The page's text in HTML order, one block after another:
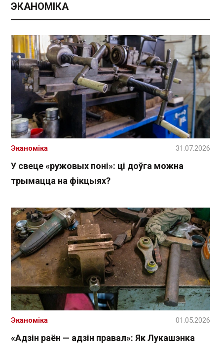
ЭКАНОМІКА
У свеце «ружовых поні»: ці доўга можна
трымацца на фікцыях?
Эканоміка 31.07.2026
«Адзін раён — адзін правал»: Як Лукашэнка
Эканоміка 01.05.2026